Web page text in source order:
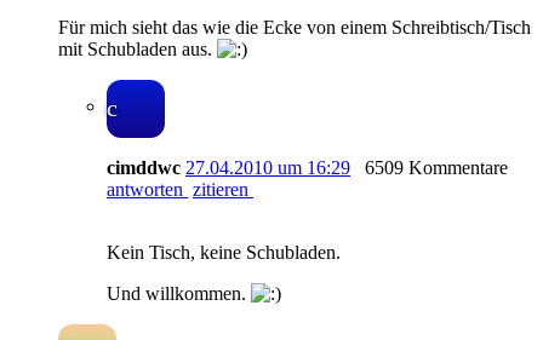
Für mich sieht das wie die Ecke von einem Schreibtisch/Tisch
mit Schubladen aus.
c
cimddwc 27.04.2010 um 16:29
6509 Kommentare
antworten zitieren
Kein Tisch, keine Schubladen.
Und willkommen.